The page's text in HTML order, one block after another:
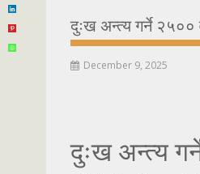
दुःख अन्त्य गर्ने २५००
December 9, 2025
दुःख अन्त्य